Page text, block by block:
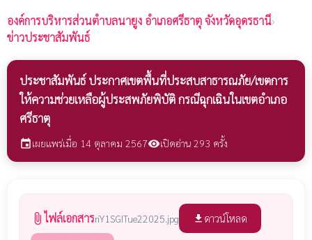
องค์การบริหารส่วนตำบลนายูง อำเภอศรีธาตุ จังหวัดอุดรธานี›
ข่าวประชาสัมพันธ์
ประชาสัมพันธ์ ประกาศเขตพื้นที่ประสบสาธารณภัย/เขตการ
ให้ความช่วยเหลือผู้ประสพภัยพิบัติ กรณีฉุกเฉินในเขตอำเภอ
ศรีธาตุ
eventเผยแพร่เมื่อ 14 ตุลาคม 2567visibilityเปิดอ่าน 293 ครั้ง
attach_file ไฟล์เอกสารriY1SGITue22025.jpg file_download ดาวน์โหลด